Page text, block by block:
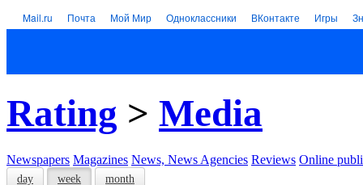
Mail.ru Почта Мой Мир Одноклассники ВКонтакте Игры
Rating > Media
Newspapers Magazines News, News Agencies Reviews Online
day week month